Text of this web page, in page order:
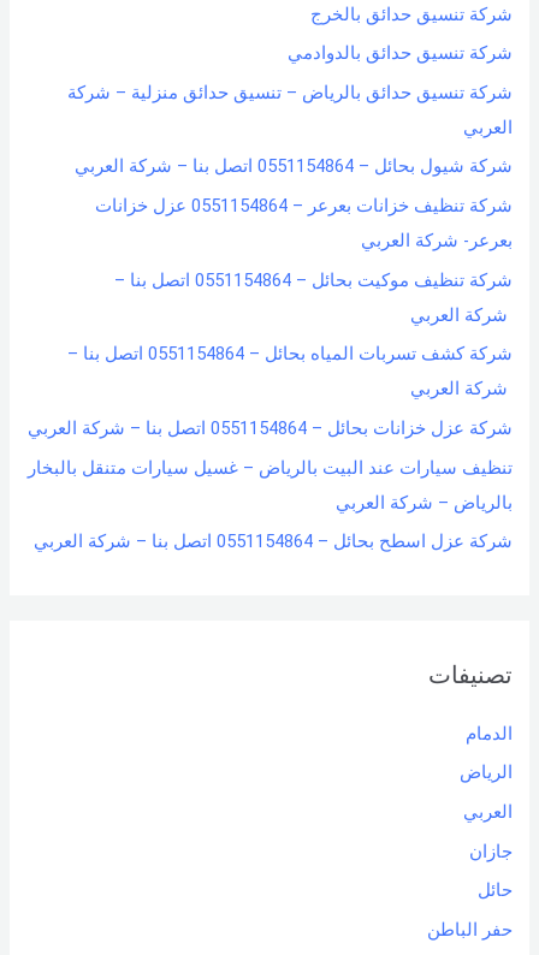
شركة تنسيق حدائق بالخرج
شركة تنسيق حدائق بالدوادمي
شركة تنسيق حدائق بالرياض – تنسيق حدائق منزلية – شركة
العربي
شركة شيول بحائل – 0551154864 اتصل بنا – شركة العربي
شركة تنظيف خزانات بعرعر – 0551154864 عزل خزانات
بعرعر- شركة العربي
شركة تنظيف موكيت بحائل – 0551154864 اتصل بنا –
شركة العربي
شركة كشف تسربات المياه بحائل – 0551154864 اتصل بنا –
شركة العربي
شركة عزل خزانات بحائل – 0551154864 اتصل بنا – شركة العربي
تنظيف سيارات عند البيت بالرياض – غسيل سيارات متنقل بالبخار
بالرياض – شركة العربي
شركة عزل اسطح بحائل – 0551154864 اتصل بنا – شركة العربي
تصنيفات
الدمام
الرياض
العربي
جازان
حائل
حفر الباطن